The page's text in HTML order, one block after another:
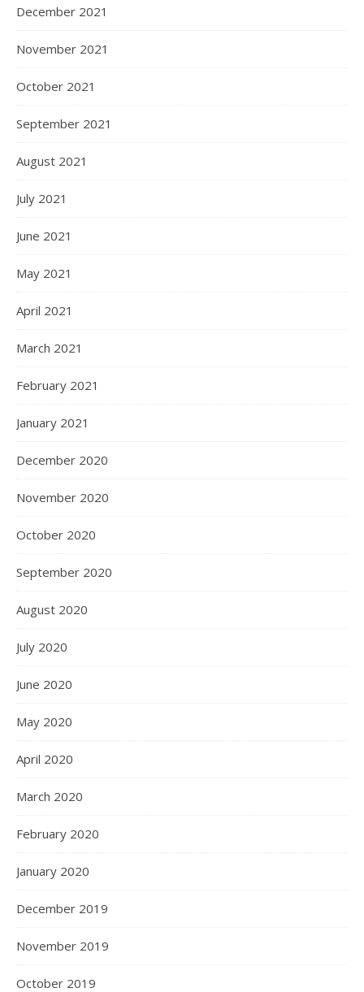
December 2021
November 2021
October 2021
September 2021
August 2021
July 2021
June 2021
May 2021
April 2021
March 2021
February 2021
January 2021
December 2020
November 2020
October 2020
September 2020
August 2020
July 2020
June 2020
May 2020
April 2020
March 2020
February 2020
January 2020
December 2019
November 2019
October 2019